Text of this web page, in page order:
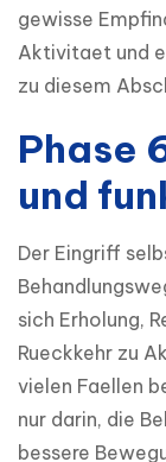
gewisse
Aktivitaet und
zu diesem
Phase
und
Der Eingriff
sich Erholung,
Rueckkehr zu
vielen Faellen
nur darin, die
bessere